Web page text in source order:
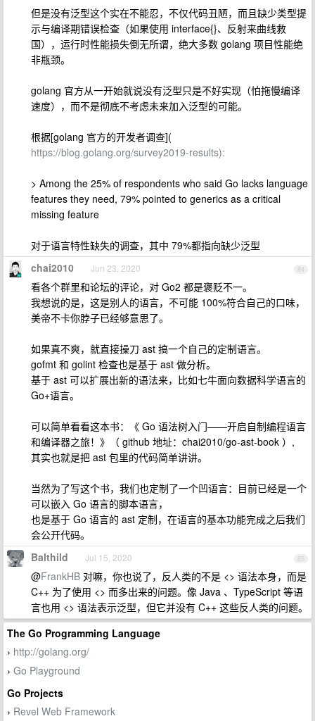
但是没有泛型这个实在不能忍，不仅代码丑陋，而且缺少类型提
示与编译期错误检查（如果使用 interface{}、反射来曲线救
国），运行时性能损失倒无所谓，绝大多数 golang 项目性能绝
非瓶颈。
golang 官方从一开始就说没有泛型只是不好实现（怕拖慢编译
速度），而不是彻底不考虑未来加入泛型的可能。
根据[golang 官方的开发者调查](
https://blog.golang.org/survey2019-results):
> Among the 25% of respondents who said Go lacks language
features they need, 79% pointed to generics as a critical
missing feature
对于语言特性缺失的调查，其中 79%都指向缺少泛型
84
chai2010 Jun 23, 2020
看各个群里和论坛的评论，对 Go2 都是褒贬不一。
我想说的是，这是别人的语言，不可能 100%符合自己的口味，
美帝不卡你脖子已经够意思了。
如果真不爽，就直接操刀 ast 搞一个自己的定制语言。
gofmt 和 golint 检查也是基于 ast 做分析。
基于 ast 可以扩展出新的语法来，比如七牛面向数据科学语言的
Go+语言。
可以简单看看这本书：《 Go 语法树入门——开启自制编程语言
和编译器之旅！》（ github 地址：chai2010/go-ast-book ）,
其实也就是把 ast 包里的代码简单讲讲。
当然为了写这个书，我们也定制了一个凹语言：目前已经是一个
可以嵌入 Go 语言的脚本语言，
也是基于 Go 语言的 ast 定制，在语言的基本功能完成之后我们
会公开代码。
85
Balthild Jul 15, 2020
@FrankHB 对嘛，你也说了，反人类的不是 <> 语法本身，而是
C++ 为了使用 <> 而多出来的问题。像 Java 、TypeScript 等语
言也用 <> 语法表示泛型，但它并没有 C++ 这些反人类的问题。
The Go Programming Language
› http://golang.org/
› Go Playground
Go Projects
› Revel Web Framework